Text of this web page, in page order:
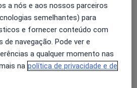
Descoloração De Dente
Fissuras Dentárias
a nós e aos nossos parceiros
semelhantes) para
e fornecer conteúdo com
de navegação. Pode ver e
a qualquer momento nas
na política de privacidade e de